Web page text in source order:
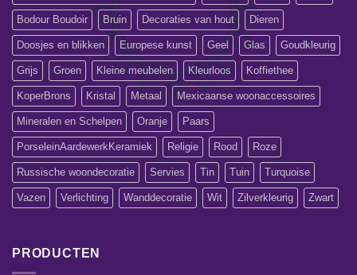
Bodour Boudoir Bruin Decoraties van hout Dieren
Doosjes en blikken Europese kunst Geel Glas Goudkleurig
Grijs Groen Kleine meubelen Kleurloos Koffiethee
KoperBrons Kristal Metaal Mexicaanse woonaccessoires
Mineralen en Schelpen Oranje Paars
PorseleinAardewerkKeramiek Religie Rood Roze
Russische woondecoratie Servies Tin Tuin Turquoise
Vazen Verlichting Wanddecoratie Wit Zilverkleurig Zwart
PRODUCTEN